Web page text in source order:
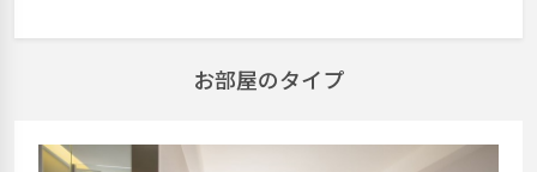
お部屋のタイプ